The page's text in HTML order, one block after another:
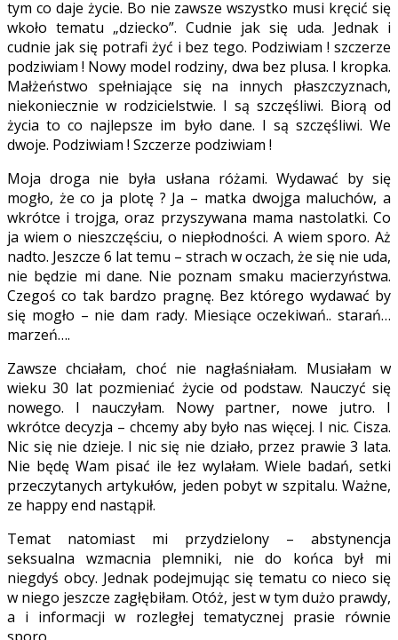
tym co daje życie. Bo nie zawsze wszystko musi kręcić się
wkoło tematu „dziecko”. Cudnie jak się uda. Jednak i
cudnie jak się potrafi żyć i bez tego. Podziwiam ! szczerze
podziwiam ! Nowy model rodziny, dwa bez plusa. I kropka.
Małżeństwo spełniające się na innych płaszczyznach,
niekoniecznie w rodzicielstwie. I są szczęśliwi. Biorą od
życia to co najlepsze im było dane. I są szczęśliwi. We
dwoje. Podziwiam ! Szczerze podziwiam !
Moja droga nie była usłana różami. Wydawać by się
mogło, że co ja plotę ? Ja – matka dwojga maluchów, a
wkrótce i trojga, oraz przyszywana mama nastolatki. Co
ja wiem o nieszczęściu, o niepłodności. A wiem sporo. Aż
nadto. Jeszcze 6 lat temu – strach w oczach, że się nie uda,
nie będzie mi dane. Nie poznam smaku macierzyństwa.
Czegoś co tak bardzo pragnę. Bez którego wydawać by
się mogło – nie dam rady. Miesiące oczekiwań.. starań…
marzeń….
Zawsze chciałam, choć nie nagłaśniałam. Musiałam w
wieku 30 lat pozmieniać życie od podstaw. Nauczyć się
nowego. I nauczyłam. Nowy partner, nowe jutro. I
wkrótce decyzja – chcemy aby było nas więcej. I nic. Cisza.
Nic się nie dzieje. I nic się nie działo, przez prawie 3 lata.
Nie będę Wam pisać ile łez wylałam. Wiele badań, setki
przeczytanych artykułów, jeden pobyt w szpitalu. Ważne,
ze happy end nastąpił.
Temat natomiast mi przydzielony – abstynencja
seksualna wzmacnia plemniki, nie do końca był mi
niegdyś obcy. Jednak podejmując się tematu co nieco się
w niego jeszcze zagłębiłam. Otóż, jest w tym dużo prawdy,
a i informacji w rozległej tematycznej prasie równie